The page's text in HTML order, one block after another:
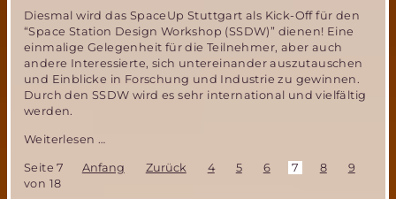
Diesmal wird das SpaceUp Stuttgart als Kick-Off für den
“Space Station Design Workshop (SSDW)” dienen! Eine
einmalige Gelegenheit für die Teilnehmer, aber auch
andere Interessierte, sich untereinander auszutauschen
und Einblicke in Forschung und Industrie zu gewinnen.
Durch den SSDW wird es sehr international und vielfältig
werden.
Weiterlesen …
Stuttgart
Seite 7
von 18
Anfang Zurück 4 5 6 7 8 9